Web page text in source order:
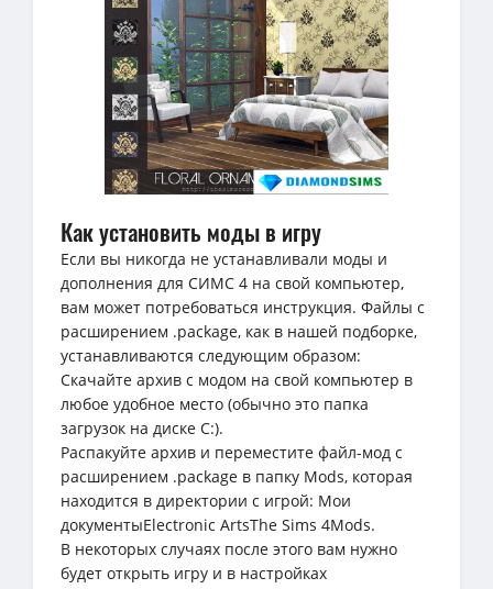
Как установить моды в игру
Если вы никогда не устанавливали моды и
дополнения для СИМС 4 на свой компьютер,
вам может потребоваться инструкция. Файлы с
расширением .package, как в нашей подборке,
устанавливаются следующим образом:
Скачайте архив с модом на свой компьютер в
любое удобное место (обычно это папка
загрузок на диске C:).
Распакуйте архив и переместите файл-мод с
расширением .package в папку Mods, которая
находится в директории с игрой: Мои
документыElectronic ArtsThe Sims 4Mods.
В некоторых случаях после этого вам нужно
будет открыть игру и в настройках